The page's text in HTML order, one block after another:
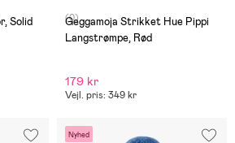
Solid
(0)
Geggamoja Strikket Hue Pippi
Langstrømpe, Rød
179 kr
Vejl. pris: 349 kr
Nyhed